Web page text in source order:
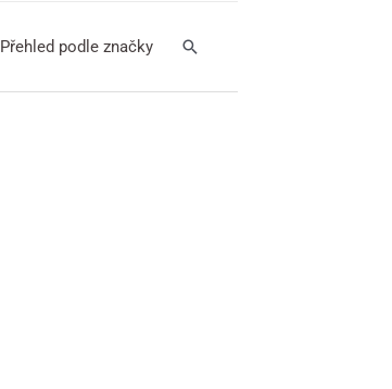
Přehled podle značky Hledat